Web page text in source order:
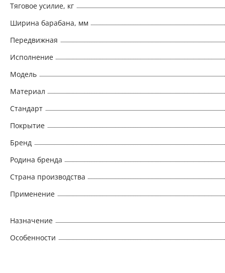
Тяговое усилие, кг
Ширина барабана, мм
Передвижная
Исполнение
Модель
Материал
Стандарт
Покрытие
Бренд
Родина бренда
Страна производства
Применение
Назначение
Особенности